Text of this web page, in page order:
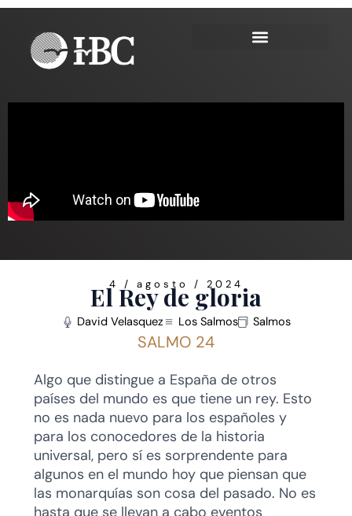
Ir
contenido
4 / agosto / 2024
El Rey de gloria
David Velasquez Los Salmos Salmos
SALMO 24
Algo que distingue a España de otros
países del mundo es que tiene un rey. Esto
no es nada nuevo para los españoles y
para los conocedores de la historia
universal, pero sí es sorprendente para
algunos en el mundo hoy que piensan que
las monarquías son cosa del pasado. No es
hasta que se llevan a cabo eventos